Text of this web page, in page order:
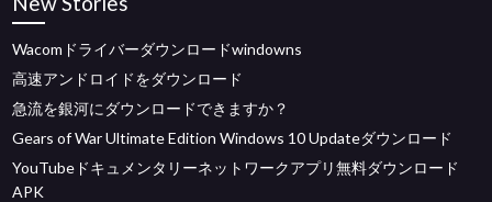
Wacomドライバーダウンロードwindowns
高速アンドロイドをダウンロード
急流を銀河にダウンロードできますか？
Gears of War Ultimate Edition Windows 10 Updateダウンロード
YouTubeドキュメンタリーネットワークアプリ無料ダウンロード
APK